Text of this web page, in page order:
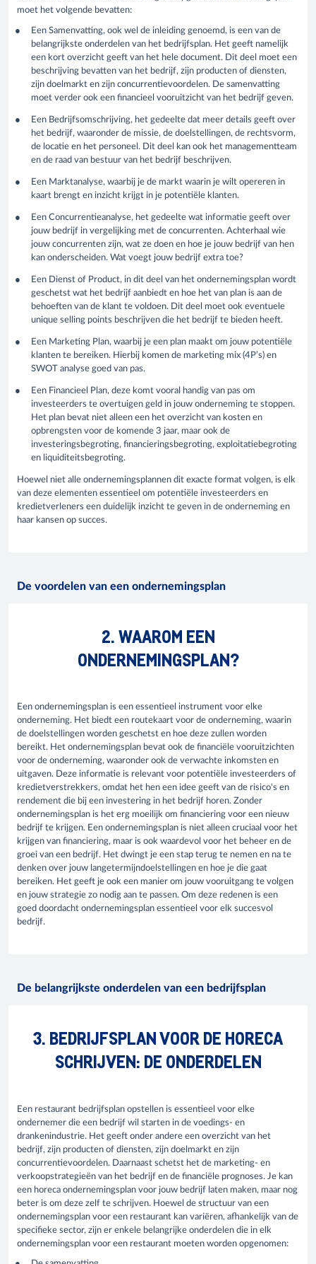
moet het volgende bevatten:
Een Samenvatting, ook wel de inleiding genoemd, is een van de
belangrijkste onderdelen van het bedrijfsplan. Het geeft namelijk
een kort overzicht geeft van het hele document. Dit deel moet een
beschrijving bevatten van het bedrijf, zijn producten of diensten,
zijn doelmarkt en zijn concurrentievoordelen. De samenvatting
moet verder ook een financieel vooruitzicht van het bedrijf geven.
Een Bedrijfsomschrijving, het gedeelte dat meer details geeft over
het bedrijf, waaronder de missie, de doelstellingen, de rechtsvorm,
de locatie en het personeel. Dit deel kan ook het managementteam
en de raad van bestuur van het bedrijf beschrijven.
Een Marktanalyse, waarbij je de markt waarin je wilt opereren in
kaart brengt en inzicht krijgt in je potentiële klanten.
Een Concurrentieanalyse, het gedeelte wat informatie geeft over
jouw bedrijf in vergelijking met de concurrenten. Achterhaal wie
jouw concurrenten zijn, wat ze doen en hoe je jouw bedrijf van hen
kan onderscheiden. Wat voegt jouw bedrijf extra toe?
Een Dienst of Product, in dit deel van het ondernemingsplan wordt
geschetst wat het bedrijf aanbiedt en hoe het van plan is aan de
behoeften van de klant te voldoen. Dit deel moet ook eventuele
unique selling points beschrijven die het bedrijf te bieden heeft.
Een Marketing Plan, waarbij je een plan maakt om jouw potentiële
klanten te bereiken. Hierbij komen de marketing mix (4P’s) en
SWOT analyse goed van pas.
Een Financieel Plan, deze komt vooral handig van pas om
investeerders te overtuigen geld in jouw onderneming te stoppen.
Het plan bevat niet alleen een het overzicht van kosten en
opbrengsten voor de komende 3 jaar, maar ook de
investeringsbegroting, financieringsbegroting, exploitatiebegroting
en liquiditeitsbegroting.
Hoewel niet alle ondernemingsplannen dit exacte format volgen, is elk
van deze elementen essentieel om potentiële investeerders en
kredietverleners een duidelijk inzicht te geven in de onderneming en
haar kansen op succes.
De voordelen van een ondernemingsplan
2. WAAROM EEN
ONDERNEMINGSPLAN?
Een ondernemingsplan is een essentieel instrument voor elke
onderneming. Het biedt een routekaart voor de onderneming, waarin
de doelstellingen worden geschetst en hoe deze zullen worden
bereikt. Het ondernemingsplan bevat ook de financiële vooruitzichten
voor de onderneming, waaronder ook de verwachte inkomsten en
uitgaven. Deze informatie is relevant voor potentiële investeerders of
kredietverstrekkers, omdat het hen een idee geeft van de risico's en
rendement die bij een investering in het bedrijf horen. Zonder
ondernemingsplan is het erg moeilijk om financiering voor een nieuw
bedrijf te krijgen. Een ondernemingsplan is niet alleen cruciaal voor het
krijgen van financiering, maar is ook waardevol voor het beheer en de
groei van een bedrijf. Het dwingt je een stap terug te nemen en na te
denken over jouw langetermijndoelstellingen en hoe je die gaat
bereiken. Het geeft je ook een manier om jouw vooruitgang te volgen
en jouw strategie zo nodig aan te passen. Om deze redenen is een
goed doordacht ondernemingsplan essentieel voor elk succesvol
bedrijf.
De belangrijkste onderdelen van een bedrijfsplan
3. BEDRIJFSPLAN VOOR DE HORECA
SCHRIJVEN: DE ONDERDELEN
Een restaurant bedrijfsplan opstellen is essentieel voor elke
ondernemer die een bedrijf wil starten in de voedings- en
drankenindustrie. Het geeft onder andere een overzicht van het
bedrijf, zijn producten of diensten, zijn doelmarkt en zijn
concurrentievoordelen. Daarnaast schetst het de marketing- en
verkoopstrategieën van het bedrijf en de financiële prognoses. Je kan
een horeca ondernemingsplan voor jouw bedrijf laten maken, maar nog
beter is om deze zelf te schrijven. Hoewel de structuur van een
ondernemingsplan voor een restaurant kan variëren, afhankelijk van de
specifieke sector, zijn er enkele belangrijke onderdelen die in elk
ondernemingsplan voor een restaurant moeten worden opgenomen: